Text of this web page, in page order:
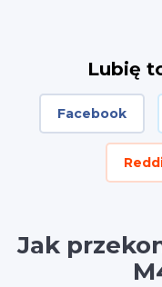
Lubię
Facebook
Jak